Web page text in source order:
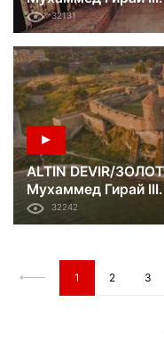
32131
ALTIN DEVIR/
Мухаммед Гирай
32242
1 2 3